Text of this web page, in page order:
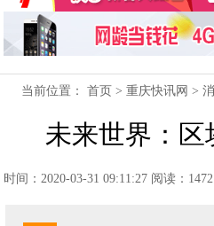
当前位置：首页 >重庆快讯网 >
未来世界：区
时间：2020-03-31 09:11:27 阅读：1472